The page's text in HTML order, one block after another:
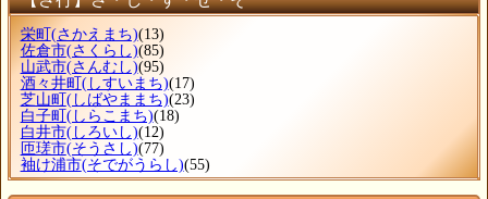
栄町 (さかえまち)(13)
佐倉市(さくらし)(85)
山武市(さんむし)(95)
酒々井町 (しすいまち)(17)
芝山町 (しばやままち)(23)
白子町 (しらこまち)(18)
白井市(しろいし)(12)
匝瑳市(そうさし)(77)
袖け浦市(そでがうらし)(55)